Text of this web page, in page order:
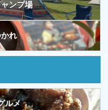
ンプ場
れ
ルメ